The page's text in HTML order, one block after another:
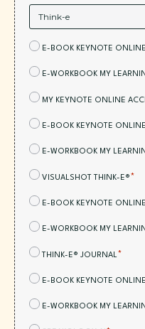
ACEPTACIÓN:*
E-BOOK KEYNOTE ONLINE
ACEPTACIÓN: *
E-WORKBOOK MY
ACEPTACIÓN:*
MY KEYNOTE ONLINE
ACEPTACIÓN:*
E-BOOK KEYNOTE
ACEPTACIÓN: *
E-WORKBOOK MY
ACEPTACIÓN:*
VISUALSHOT THINK-E® *
ACEPTACIÓN:*
E-BOOK KEYNOTE
ACEPTACIÓN: *
E-WORKBOOK MY
ACEPTACIÓN: *
THINK-E® JOURNAL *
ACEPTACIÓN:*
E-BOOK KEYNOTE
ACEPTACIÓN: *
E-WORKBOOK MY